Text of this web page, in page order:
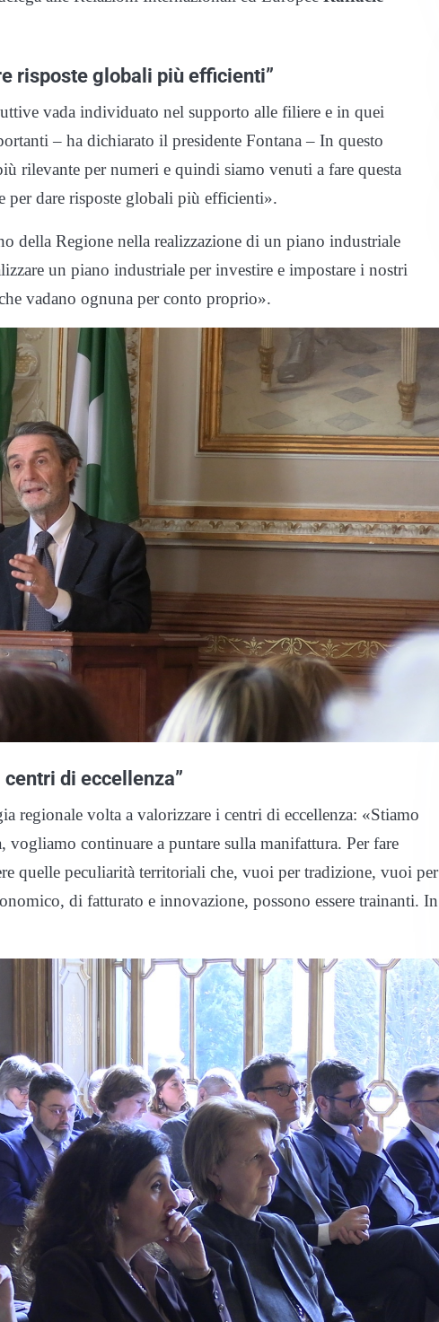
risposte globali più efficienti”
vada individuato nel supporto alle filiere e in quei
– ha dichiarato il presidente Fontana – In questo
rilevante per numeri e quindi siamo venuti a fare questa
per dare risposte globali più efficienti».
della Regione nella realizzazione di un piano industriale
un piano industriale per investire e impostare i nostri
vadano ognuna per conto proprio».
centri di eccellenza”
regionale volta a valorizzare i centri di eccellenza: «Stiamo
vogliamo continuare a puntare sulla manifattura. Per fare
quelle peculiarità territoriali che, vuoi per tradizione, vuoi per
di fatturato e innovazione, possono essere trainanti. In